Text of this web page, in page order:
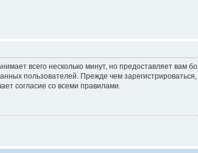
всего несколько минут, но предоставляет вам
пользователей. Прежде чем
согласие со всеми правилами.